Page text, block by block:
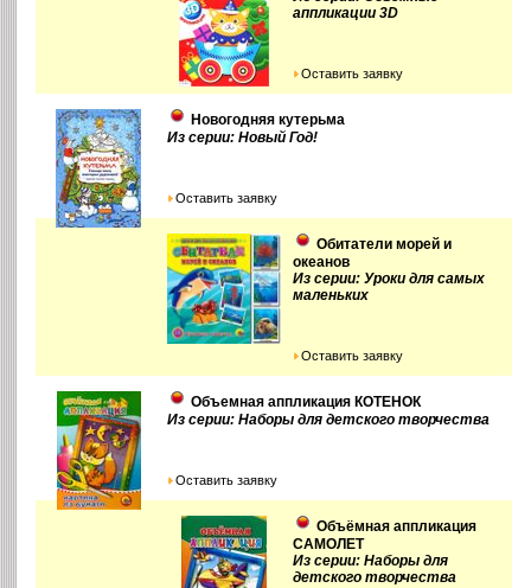
аппликации 3D
Оставить заявку
Новогодняя кутерьма
Из серии: Новый Год!
Оставить заявку
Обитатели морей и
океанов
Из серии: Уроки для самых
маленьких
Оставить заявку
Объемная аппликация КОТЕНОК
Из серии: Наборы для детского творчества
Оставить заявку
Объёмная аппликация
САМОЛЕТ
Из серии: Наборы для
детского творчества